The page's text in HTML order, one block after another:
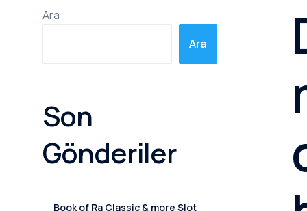
Ara
Ara
Son
Gönderiler
Book of Ra Classic & more Slot